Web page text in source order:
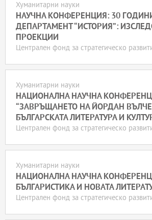
Хуманитарни науки
НАУЧНА КОНФЕРЕНЦИЯ: 30
ДЕПАРТАМЕНТ “ИСТОРИЯ”:
ПРОЕКЦИИ
Централен фонд за стратегическо
Хуманитарни науки
НАЦИОНАЛНА НАУЧНА
“ЗАВРЪЩАНЕТО НА ЙОРДАН
БЪЛГАРСКАТА ЛИТЕРАТУРА И
Централен фонд за стратегическо
Хуманитарни науки
НАЦИОНАЛНА НАУЧНА
БЪЛГАРИСТИКА И НОВАТА
Централен фонд за стратегическо